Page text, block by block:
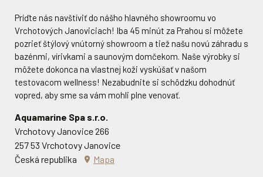
Príďte nás navštíviť do nášho hlavného showroomu vo
Vrchotových Janoviciach! Iba 45 minút za Prahou si môžete
pozrieť štýlový vnútorný showroom a tiež našu novú záhradu s
bazénmi, vírivkami a saunovým domčekom. Naše výrobky si
môžete dokonca na vlastnej koži vyskúšať v našom
testovacom wellness! Nezabudnite si schôdzku dohodnúť
vopred, aby sme sa vám mohli plne venovať.
Aquamarine Spa s.r.o.
Vrchotovy Janovice 266
257 53 Vrchotovy Janovice
Česká republika
Mapa
Navštíviť nás môžete aj v našom pražskom showroome
priamo pri Nuselskom moste. Tu si môžete pozrieť naše
vírivky, sauny a vzorky bazénov. Náš pražský showroom je
ideálnym miestom pre prvú schôdzku aj riešenie detailov
vášho projektu. Vyzdvihnúť si tu môžete aj náhradné diely a
chémiu k vašim bazénom a vírivkám. Vždy je však lepšie
vopred si dohodnúť termín návštevy, aby sme si mohli
Aquamarine Spa s.r.o.
Boženy Němcové 1881/5
120 00 Praha 2
Aquamarine Spa s.r.o.
Račianska 77
831 02, Bratislava
Slovensko
Mapa
IČO: 46175270
DIČ: 2023263055
Tel.
+421 233 014 252
info@aquamarinespa.sk
Otváracie hodiny